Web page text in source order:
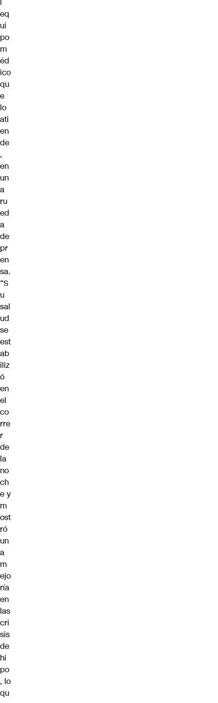
eq
ui
po
m
éd
ico
qu
e
lo
ati
en
de
,
en
un
a
ru
ed
a
de
pr
en
sa.
“S
u
sal
ud
se
est
ab
iliz
ó
en
el
co
rre
r
de
la
no
ch
e y
m
ost
ró
un
a
m
ejo
ría
en
las
cri
sis
de
hi
po
, lo
qu